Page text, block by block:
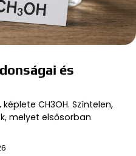
és
CH3OH. Színtelen,
melyet elsősorban